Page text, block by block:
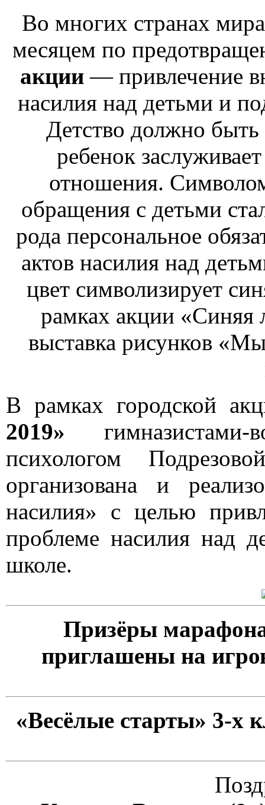
Во многих странах
месяцем по
акции— привлечение
насилия над детьми и
Детство должно
ребенок
отношения.
обращения с детьми
рода персональное
актов насилия над
цвет символизирует
рамках акции «Синяя
выставка рисунков
В рамках городской
2019» гимназистами-
психологом
организована и
насилия» с целью
проблеме насилия над
школе.
Призёры
приглашены на
«Весёлые старты» 3-х